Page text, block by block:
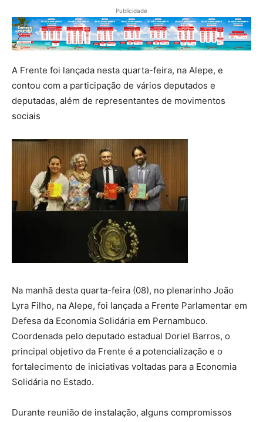
Publicidade
A Frente foi lançada nesta quarta-feira, na Alepe, e
contou com a participação de vários deputados e
deputadas, além de representantes de movimentos
sociais
Na manhã desta quarta-feira (08), no plenarinho João
Lyra Filho, na Alepe, foi lançada a Frente Parlamentar em
Defesa da Economia Solidária em Pernambuco.
Coordenada pelo deputado estadual Doriel Barros, o
principal objetivo da Frente é a potencialização e o
fortalecimento de iniciativas voltadas para a Economia
Solidária no Estado.
Durante reunião de instalação, alguns compromissos